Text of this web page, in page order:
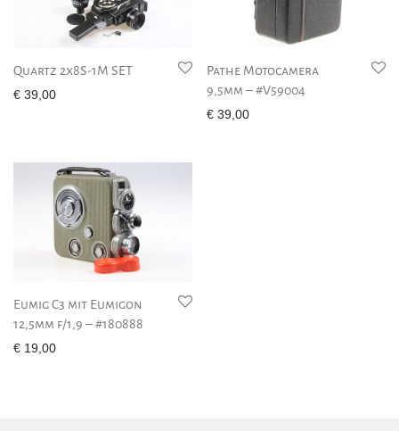
Quartz 2x8S-1M SET
€ 39,00
Pathe Motocamera
9,5mm – #V59004
€ 39,00
Eumig C3 mit Eumigon
12,5mm f/1,9 – #180888
€ 19,00